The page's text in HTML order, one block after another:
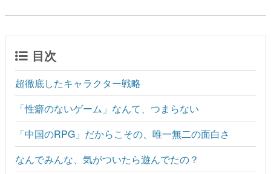
目次
超徹底したキャラクター戦略
「性癖のないゲーム」なんて、つまらない
「中国のRPG」だからこその、唯一無二の面白さ
なんでみんな、気がついたら遊んでたの？